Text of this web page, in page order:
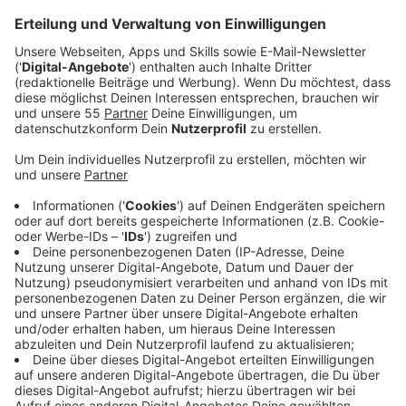
Veröffentlicht:Montag, 30.05.2022 07:28
Anzeige
Keine Elternzeit, Applaus für alle Männer, die sich um
ihre Kinder kümmern. Das Leben als junger Vater ist in
der Gesellschaft teilweise schwierig.
ist Männer- und Väterberater in Krefeldund er hat bei
uns im Studio erzählt, wie seine Arbeit so aussieht,
was er meint, was sich verändern muss und wo
eigentlich das Problem liegt. Denn: Auch Männer
wollen, sollen und dürfen sich um die Familie kümmern.
Das ganze Gespräch von Heiner Fischer und unserem
Kollegen Christian Meißner, das gibt's für Euch hier:
Anzeige